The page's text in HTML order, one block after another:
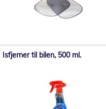
Isfjerner til bilen, 500 ml.